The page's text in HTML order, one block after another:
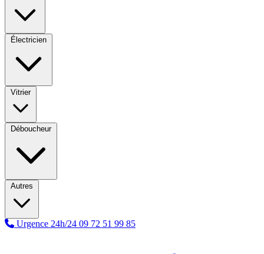
Électricien
Vitrier
Déboucheur
Autres
Urgence 24h/24 09 72 51 99 85